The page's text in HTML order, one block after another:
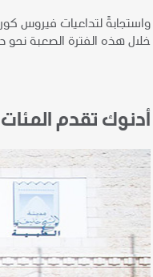
خلال هذه الفترة الصعبة نحو دعم المجتمعات
أدنوك تقدم